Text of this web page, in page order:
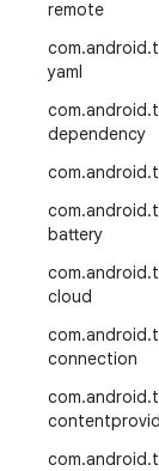
remote
com.android.
yaml
com.android.
dependency
com.android.
com.android.
battery
com.android.
cloud
com.android.
connection
com.android.
com.android.